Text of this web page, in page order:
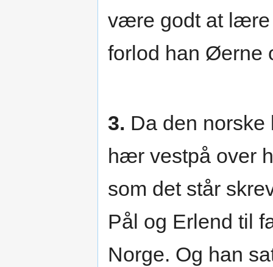
være godt at lære
forlod han Øerne
3. Da den norske
hær vestpå over
som det står
Pål og Erlend til
Norge. Og han